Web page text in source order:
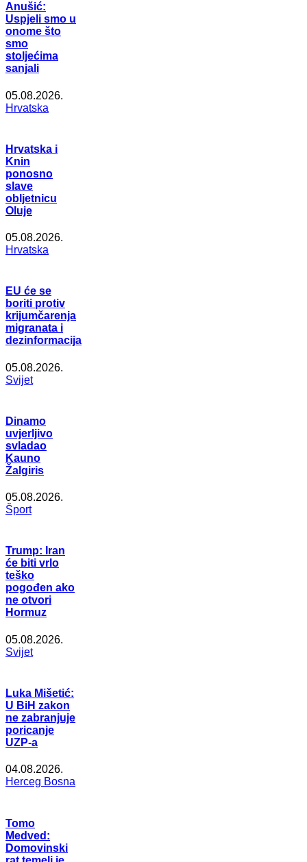
Anušić:
Uspjeli smo u
onome što
smo
stoljećima
sanjali
05.08.2026.
Hrvatska
Hrvatska i
Knin
ponosno
slave
obljetnicu
Oluje
05.08.2026.
Hrvatska
EU će se
boriti protiv
krijumčarenja
migranata i
dezinformacija
05.08.2026.
Svijet
Dinamo
uvjerljivo
svladao
Kauno
Žalgiris
05.08.2026.
Šport
Trump: Iran
će biti vrlo
teško
pogođen ako
ne otvori
Hormuz
05.08.2026.
Svijet
Luka Mišetić:
U BiH zakon
ne zabranjuje
poricanje
UZP-a
04.08.2026.
Herceg Bosna
Tomo
Medved:
Domovinski